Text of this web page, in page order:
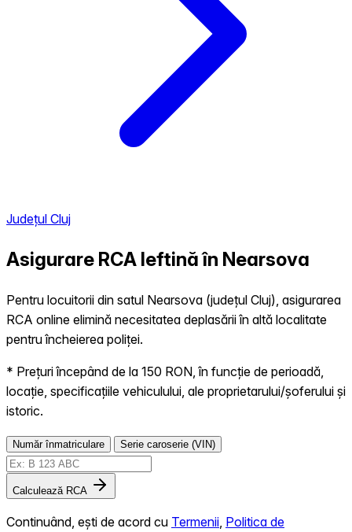
Județul Cluj
Asigurare RCA Ieftină în Nearsova
Pentru locuitorii din satul Nearsova (județul Cluj), asigurarea
RCA online elimină necesitatea deplasării în altă localitate
pentru încheierea poliței.
* Prețuri începând de la 150 RON, în funcție de perioadă,
locație, specificațiile vehiculului, ale proprietarului/șoferului și
istoric.
Număr înmatriculare Serie caroserie (VIN)
Calculează RCA
Continuând, ești de acord cu Termenii Politica de